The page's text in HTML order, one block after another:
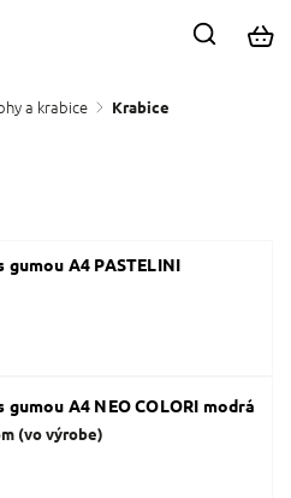
a krabice / Krabice
gumou A4 PASTELINI
gumou A4 NEO COLORI modrá
(vo výrobe)